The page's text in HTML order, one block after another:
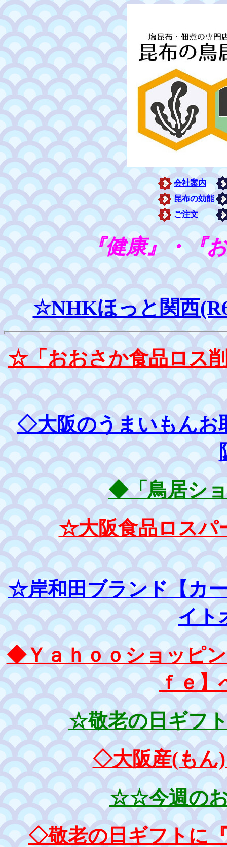
会社案内
昆布の効能
ご注文
『健康』・『
☆NHKほっと関西
☆「おおさか食品ロス
◇大阪のうまいもんお
◆「鳥居シ
☆大阪食品ロスパ
☆岸和田ブランド【カ
イト
◆Ｙａｈｏｏショッピ
ｆｅ
☆敬老の日ギフ
◇大阪産(もん
☆☆今週の
◇敬老の日ギフトに